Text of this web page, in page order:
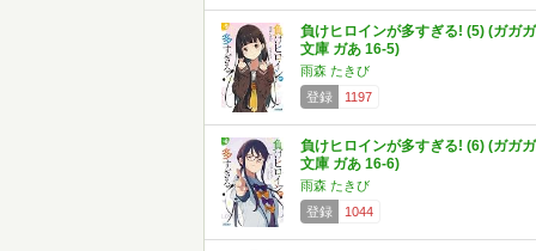
負けヒロインが多すぎる! (5) (ガガガ
文庫 ガあ 16-5)
雨森 たきび
登録
1197
負けヒロインが多すぎる! (6) (ガガガ
文庫 ガあ 16-6)
雨森 たきび
登録
1044